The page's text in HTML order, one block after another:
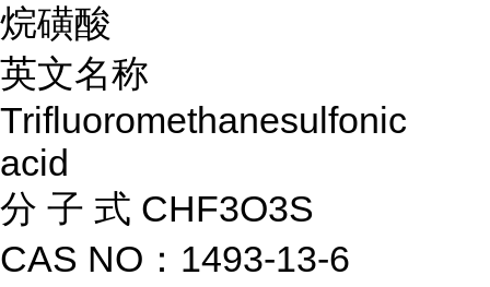
烷磺酸
英文名称
Trifluoromethanesulfonic
acid
分 子 式 CHF3O3S
CAS NO：1493-13-6